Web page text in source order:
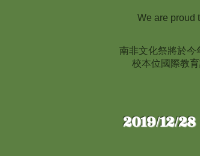
We are proud
南非文化祭將於今
校本位國際教
2019/12/